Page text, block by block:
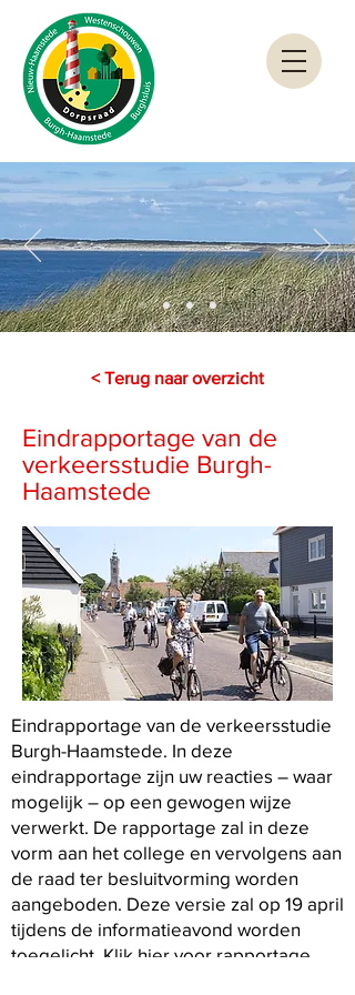
< Terug naar overzicht
Eindrapportage van de
verkeersstudie Burgh-
Haamstede
Eindrapportage van de verkeersstudie
Burgh-Haamstede. In deze
eindrapportage zijn uw reacties – waar
mogelijk – op een gewogen wijze
verwerkt. De rapportage zal in deze
vorm aan het college en vervolgens aan
de raad ter besluitvorming worden
aangeboden. Deze versie zal op 19 april
tijdens de informatieavond worden
toegelicht. Klik hier voor rapportage